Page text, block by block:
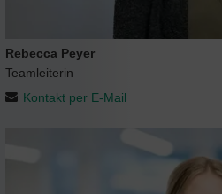
Rebecca Peyer
Teamleiterin
Kontakt per E-Mail